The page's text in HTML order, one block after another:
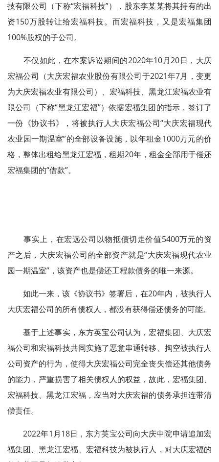
技有限公司（下称“宏福科技”），股东李某某将其持有的出
资150万股转让给宏福科技。而宏福科技，又是宏福集团
100%股权的子公司。
不仅如此，在本案诉讼期间的2020年10月20日，大庆
宏福公司（大庆宏福农业股份有限公司于2021年7月，变更
为大庆宏福农业有限公司）、宏福科技、黑龙江宏福农业有
限公司（下称“黑龙江宏福”）依据宏福集团的指示，签订了
一份《协议书》，将被执行人大庆宏福公司“大庆宏福现代
农业园一期温室”的全部设备设施，以年租金1000万元的价
格，整体出租给黑龙江宏福，租期20年，租金全部用于偿还
宏福集团的“借款”。
事实上，在宏远公司以物抵债切走价值5400万元的资
产之后，大庆宏福公司的全部资产就是“大庆宏福现代农业
园一期温室”，该资产也是偿还工程款债务的唯一来源。
如此一来，该《协议书》签署后，在20年内，被执行人
大庆宏福公司的所有债权人，都没有获得偿还债务的可能。
基于上述事实，东方英宝公司认为，宏福集团、大庆宏
福公司和宏福科技共同实施了恶意串通转移、掏空被执行人
公司资产的行为，使得大庆宏福公司完全丧失偿还其他债务
的能力，严重损害了相关债权人的权益，故此，宏福集团、
宏福科技、黑龙江宏福，应当对大庆宏福的债务承担连带清
偿责任。
2022年1月18日，东方英宝公司向大庆中院申请追加宏
福集团、黑龙江宏福、宏福科技为被执行人，对大庆宏福的